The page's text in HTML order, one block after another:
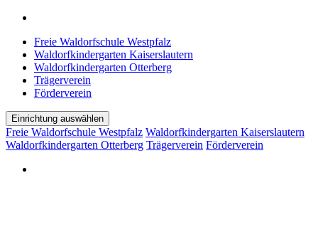
Freie Waldorfschule Westpfalz
Waldorfkindergarten Kaiserslautern
Waldorfkindergarten Otterberg
Trägerverein
Förderverein
Einrichtung auswählen
Freie Waldorfschule Westpfalz Waldorfkindergarten Kaiserslautern
Waldorfkindergarten Otterberg Trägerverein Förderverein